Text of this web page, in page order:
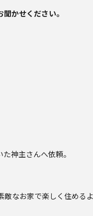
かせください。
神主さんへ依頼。
なお家で楽しく住める